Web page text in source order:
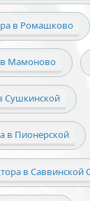
в Ромашково
в Мамоново
Сушкинской
в Пионерской
в Саввинской